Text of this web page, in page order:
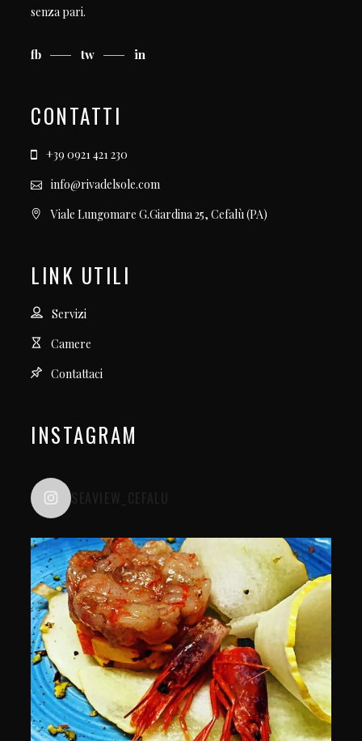
senza pari.
fb tw in
CONTATTI
+39 0921 421 230
info@rivadelsole.com
Viale Lungomare G.Giardina 25, Cefalù (PA)
LINK UTILI
Servizi
Camere
Contattaci
INSTAGRAM